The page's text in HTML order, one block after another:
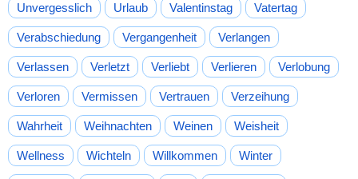
Unvergesslich Urlaub Valentinstag Vatertag
Verabschiedung Vergangenheit Verlangen
Verlassen Verletzt Verliebt Verlieren Verlobung
Verloren Vermissen Vertrauen Verzeihung
Wahrheit Weihnachten Weinen Weisheit
Wellness Wichteln Willkommen Winter